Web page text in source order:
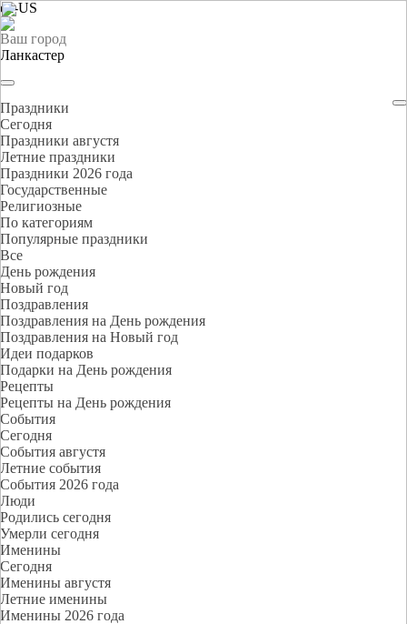
en-US
Ваш город
Ланкастер
Праздники
Cегодня
Праздники августя
Летние праздники
Праздники 2026 года
Государственные
Религиозные
По категориям
Популярные праздники
Все
День рождения
Новый год
Поздравления
Поздравления на День рождения
Поздравления на Новый год
Идеи подарков
Подарки на День рождения
Рецепты
Рецепты на День рождения
События
Cегодня
События августя
Летние события
События 2026 года
Люди
Родились сегодня
Умерли сегодня
Именины
Cегодня
Именины августя
Летние именины
Именины 2026 года